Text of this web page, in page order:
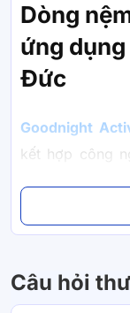
Dòng
ứng
Đức
Goodnight
kết hợp công
và phục hồi
hiện đại.
Không chỉ tạo
Active Hybrid
Câu hỏi